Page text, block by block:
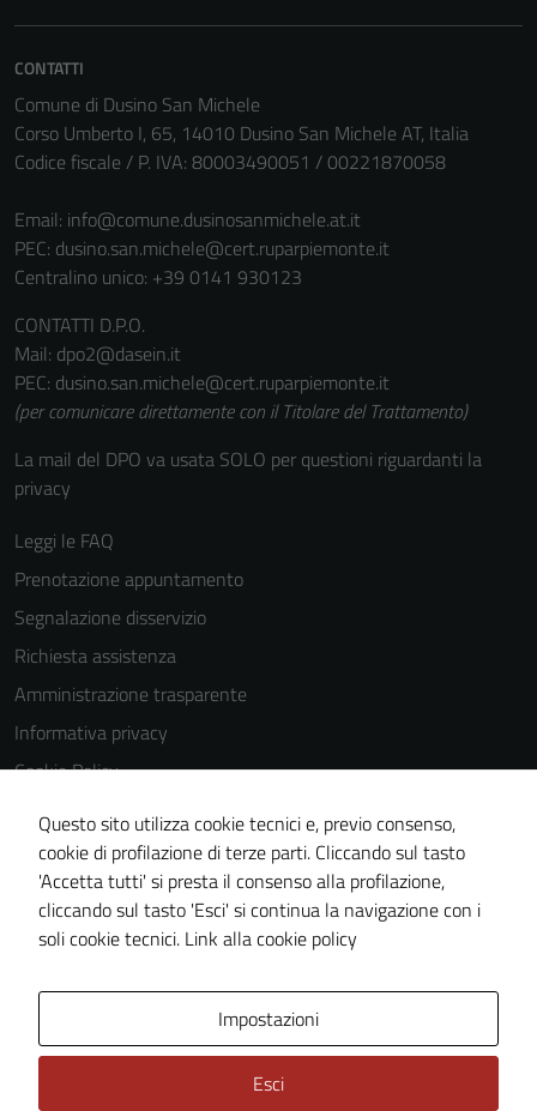
CONTATTI
Comune di Dusino San Michele
Corso Umberto I, 65, 14010 Dusino San Michele AT, Italia
Codice fiscale / P. IVA: 80003490051 / 00221870058
Email: info@comune.dusinosanmichele.at.it
PEC: dusino.san.michele@cert.ruparpiemonte.it
Centralino unico: +39 0141 930123
CONTATTI D.P.O.
Mail: dpo2@dasein.it
PEC: dusino.san.michele@cert.ruparpiemonte.it
(per comunicare direttamente con il Titolare del Trattamento)
La mail del DPO va usata SOLO per questioni riguardanti la
privacy
Leggi le FAQ
Prenotazione appuntamento
Segnalazione disservizio
Richiesta assistenza
Amministrazione trasparente
Informativa privacy
Cookie Policy
Note legali
Dichiarazione di accessibilità
Obiettivi di accessibilità
Piano di miglioramento del sito
Questo sito utilizza cookie tecnici e, previo consenso,
cookie di profilazione di terze parti. Cliccando sul tasto
'Accetta tutti' si presta il consenso alla profilazione,
cliccando sul tasto 'Esci' si continua la navigazione con i
soli cookie tecnici. Link alla cookie policy
Impostazioni
Esci
possono
essere
disabilitati.
Questi cookie
non raccolgono
personali.